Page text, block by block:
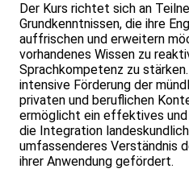
Der Kurs richtet sich an
Grundkenntnissen, die ihre
auffrischen und erweitern
vorhandenes Wissen zu
Sprachkompetenz zu
intensive Förderung der
privaten und beruflichen
ermöglicht ein effektives und
die Integration
umfassenderes Verständnis
ihrer Anwendung gefördert.